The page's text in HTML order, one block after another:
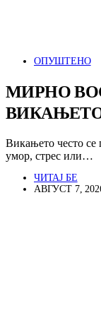
ОПУШТЕНО
МИРНО
Викањето често се
умор, стрес или…
ЧИТАЈ БЕ
АВГУСТ 7,